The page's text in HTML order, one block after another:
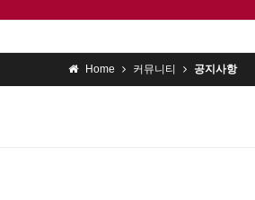
Home 커뮤니티 공지사항